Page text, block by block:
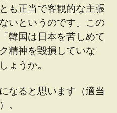
も正当で客観的な主張
いというのです。この
韓国は日本を苦しめて
精神を毀損していな
ょうか。
なると思います（適当
。